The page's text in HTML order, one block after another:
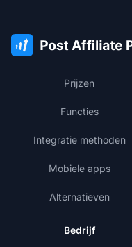
Prijzen
Functies
Integratie methoden
Mobiele apps
Alternatieven
Bedrijf